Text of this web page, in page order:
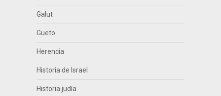
Galut
Gueto
Herencia
Historia de Israel
Historia judía